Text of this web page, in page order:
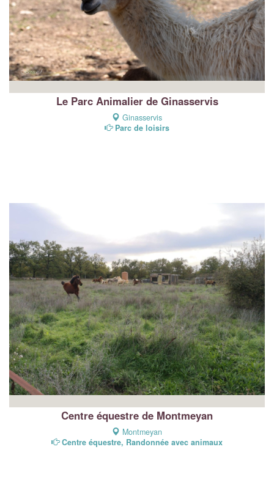
Le Parc Animalier de Ginasservis
Ginasservis
Parc de loisirs
Centre équestre de Montmeyan
Montmeyan
Centre équestre, Randonnée avec animaux